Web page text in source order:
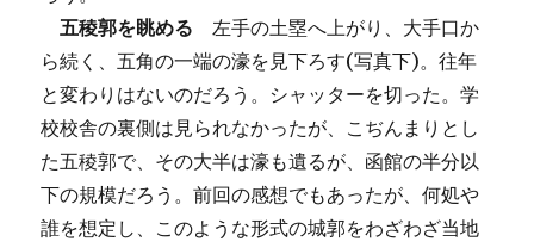
五稜郭を眺める 左手の土塁へ上がり、大手口か
ら続く、五角の一端の濠を見下ろす(写真下)。往年
と変わりはないのだろう。シャッターを切った。学
校校舎の裏側は見られなかったが、こぢんまりとし
た五稜郭で、その大半は濠も遺るが、函館の半分以
下の規模だろう。前回の感想でもあったが、何処や
誰を想定し、このような形式の城郭をわざわざ当地